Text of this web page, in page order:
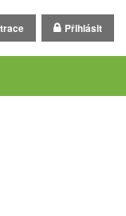
Přihlásit